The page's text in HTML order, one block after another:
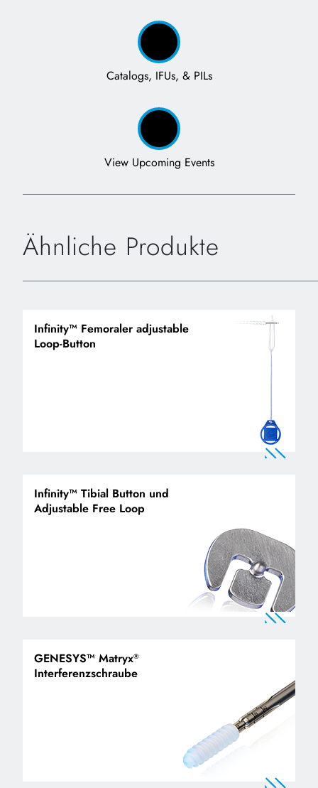
Catalogs, IFUs, & PILs
View Upcoming Events
Ähnliche Produkte
Infinity™ Femoraler adjustable
Loop-Button
Infinity™ Tibial Button und
Adjustable Free Loop
GENESYS™ Matryx®
Interferenzschraube